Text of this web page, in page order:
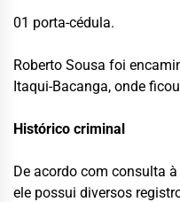
01 porta-cédula.
Roberto Sousa foi
Itaqui-Bacanga, onde
Histórico criminal
De acordo com consulta
ele possui diversos